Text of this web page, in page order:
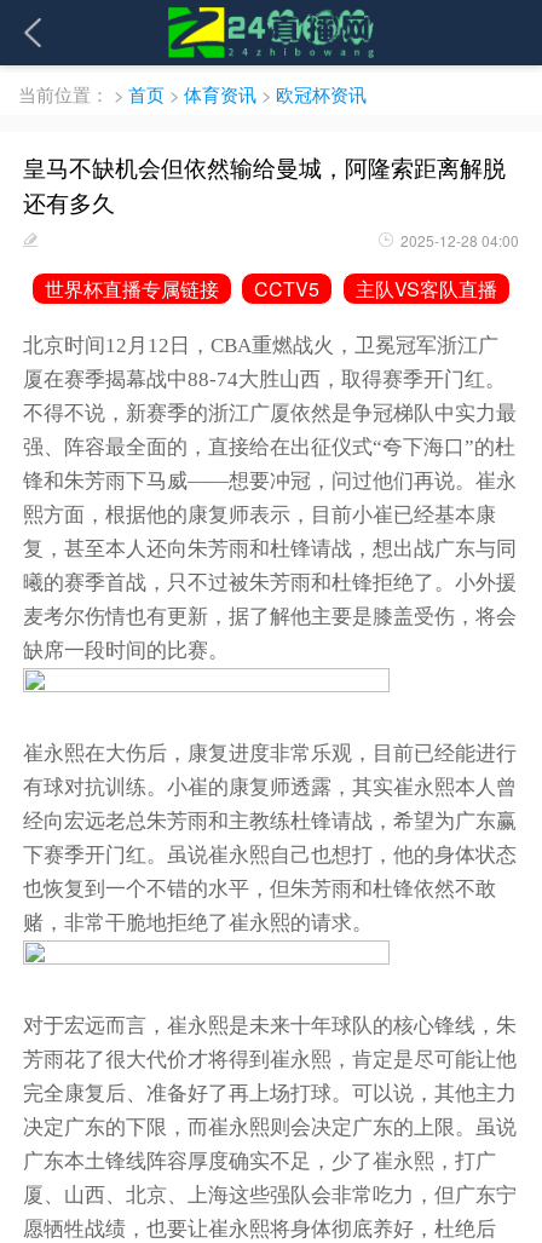
当前位置： > 首页 > 体育资讯 > 欧冠杯资讯
皇马不缺机会但依然输给曼城，阿隆索距离解脱
还有多久
2025-12-28 04:00
世界杯直播专属链接 CCTV5 主队VS客队直播
北京时间12月12日，CBA重燃战火，卫冕冠军浙江广
厦在赛季揭幕战中88-74大胜山西，取得赛季开门红。
不得不说，新赛季的浙江广厦依然是争冠梯队中实力最
强、阵容最全面的，直接给在出征仪式“夸下海口”的杜
锋和朱芳雨下马威——想要冲冠，问过他们再说。崔永
熙方面，根据他的康复师表示，目前小崔已经基本康
复，甚至本人还向朱芳雨和杜锋请战，想出战广东与同
曦的赛季首战，只不过被朱芳雨和杜锋拒绝了。小外援
麦考尔伤情也有更新，据了解他主要是膝盖受伤，将会
缺席一段时间的比赛。
崔永熙在大伤后，康复进度非常乐观，目前已经能进行
有球对抗训练。小崔的康复师透露，其实崔永熙本人曾
经向宏远老总朱芳雨和主教练杜锋请战，希望为广东赢
下赛季开门红。虽说崔永熙自己也想打，他的身体状态
也恢复到一个不错的水平，但朱芳雨和杜锋依然不敢
赌，非常干脆地拒绝了崔永熙的请求。
对于宏远而言，崔永熙是未来十年球队的核心锋线，朱
芳雨花了很大代价才将得到崔永熙，肯定是尽可能让他
完全康复后、准备好了再上场打球。可以说，其他主力
决定广东的下限，而崔永熙则会决定广东的上限。虽说
广东本土锋线阵容厚度确实不足，少了崔永熙，打广
厦、山西、北京、上海这些强队会非常吃力，但广东宁
愿牺牲战绩，也要让崔永熙将身体彻底养好，杜绝后